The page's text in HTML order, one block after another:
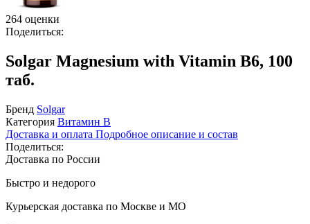
264 оценки
Поделиться:
Solgar Magnesium with Vitamin B6, 100
таб.
Бренд Solgar
Категория Витамин B
Доставка и оплата Подробное описание и состав
Поделиться:
Доставка по России
Быстро и недорого
Курьерская доставка по Москве и МО